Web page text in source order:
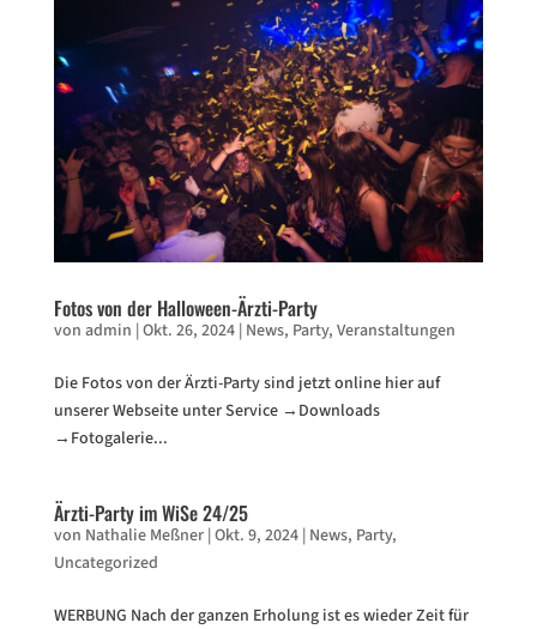
Fotos von der Halloween-Ärzti-Party
von admin |Okt. 26, 2024| News, Party, Veranstaltungen
Die Fotos von der Ärzti-Party sind jetzt online hier auf
unserer Webseite unter Service →Downloads
→Fotogalerie...
Ärzti-Party im WiSe 24/25
von Nathalie Meßner|Okt. 9, 2024| News, Party,
Uncategorized
WERBUNG Nach der ganzen Erholung ist es wieder Zeit für